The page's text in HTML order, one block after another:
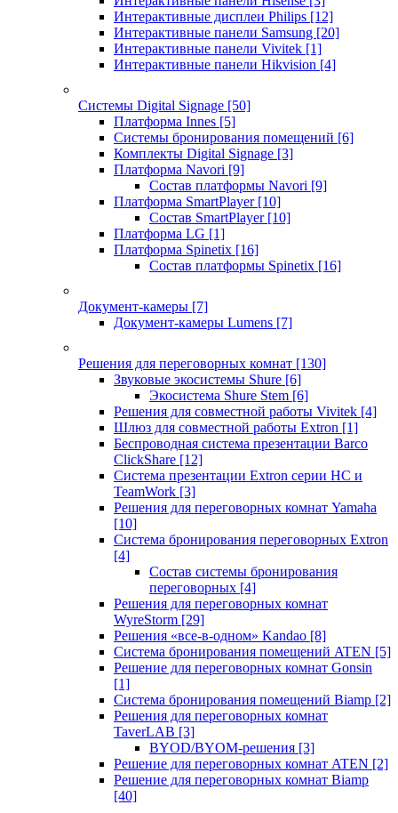
Интерактивные дисплеи Philips [12]
Интерактивные панели Samsung [20]
Интерактивные панели Vivitek [1]
Интерактивные панели Hikvision [4]
Системы Digital Signage [50]
Платформа Innes [5]
Системы бронирования помещений [6]
Комплекты Digital Signage [3]
Платформа Navori [9]
Состав платформы Navori [9]
Платформа SmartPlayer [10]
Состав SmartPlayer [10]
Платформа LG [1]
Платформа Spinetix [16]
Состав платформы Spinetix [16]
Документ-камеры [7]
Документ-камеры Lumens [7]
Решения для переговорных комнат [130]
Звуковые экосистемы Shure [6]
Экосистема Shure Stem [6]
Решения для совместной работы Vivitek [4]
Шлюз для совместной работы Extron [1]
Беспроводная система презентации Barco
ClickShare [12]
Система презентации Extron серии HC и
TeamWork [3]
Решения для переговорных комнат Yamaha
[10]
Система бронирования переговорных Extron
[4]
Состав системы бронирования
переговорных [4]
Решения для переговорных комнат
WyreStorm [29]
Решения «все-в-одном» Kandao [8]
Система бронирования помещений ATEN [5]
Решение для переговорных комнат Gonsin
[1]
Система бронирования помещений Biamp [2]
Решения для переговорных комнат
TaverLAB [3]
BYOD/BYOM-решения [3]
Решение для переговорных комнат ATEN [2]
Решение для переговорных комнат Biamp
[40]